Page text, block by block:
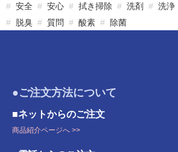
安全
安心 拭き掃除 洗剤 洗浄
脱臭
質問 酸素 除菌
●ご注文方法について
■ネットからのご注文
商品紹介ページへ >>